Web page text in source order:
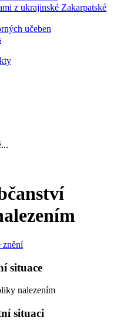
z ukrajinské Zakarpatské
učeben
znění
situace
nalezením
situaci